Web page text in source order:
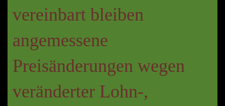
vereinbart bleiben
angemessene
Preisänderungen wegen
veränderter Lohn-,